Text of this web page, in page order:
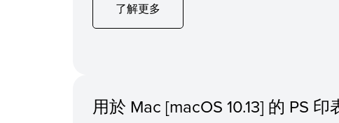
了解更多
用於 Mac [macOS 10.13] 的 PS